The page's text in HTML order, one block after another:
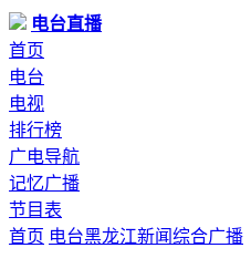
电台直播
首页
电台
电视
排行榜
广电导航
记忆广播
节目表
首页 电台黑龙江新闻综合广播